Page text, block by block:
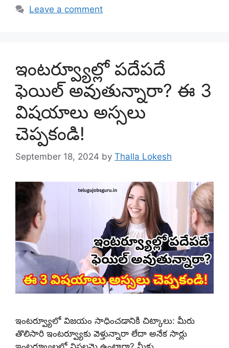
Leave a comment
ఇంటర్వ్యూల్లో పదేపదే
ఫెయిల్​ అవుతున్నారా? ఈ 3
విషయాలు అస్సలు
చెప్పకండి!
September 18, 2024 by Thalla Lokesh
ఇంటర్వ్యూలో విజయం సాధించడానికి చిట్కాలు: మీరు
తొలిసారి ఇంటర్వ్యూకు వెళ్తున్నారా లేదా అనేక సార్లు